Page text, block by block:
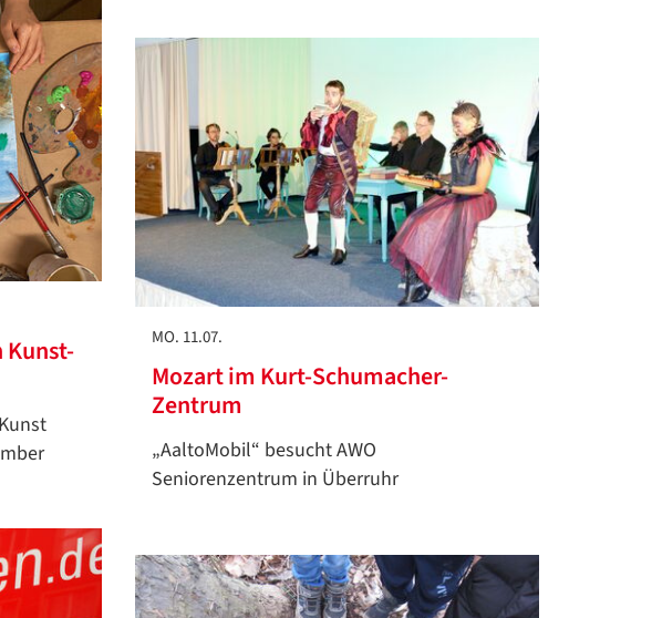
MO. 11.07.
Mozart im Kurt-Schumacher-
Zentrum
„AaltoMobil“ besucht AWO
Seniorenzentrum in Überruhr